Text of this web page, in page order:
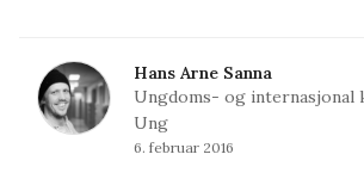
Hans Arne Sanna
Ungdoms- og internasjonal
Ung
6. februar 2016